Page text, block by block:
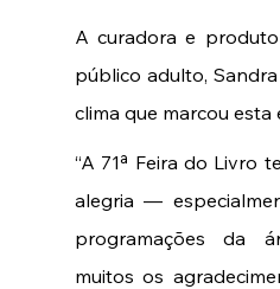
A curadora e
público adulto,
clima que marcou esta
“A 71ª Feira do Livro
alegria —
programações da
muitos os